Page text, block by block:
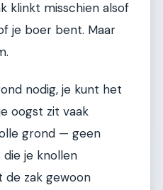
klinkt misschien alsof
je boer bent. Maar
nodig, je kunt het
oogst zit vaak
grond — geen
je knollen
de zak gewoon